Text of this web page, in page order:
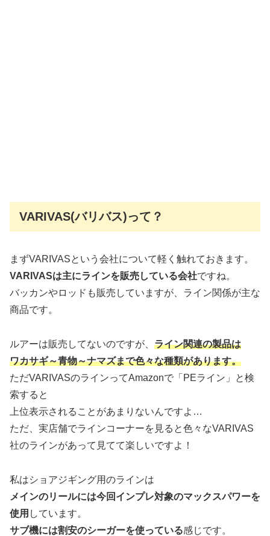
VARIVAS(バリバス)って？
まずVARIVASという会社について軽く触れておきます。
VARIVASは主にラインを販売している会社ですね。
バッカンやロッドも販売していますが、ライン関係が主な
商品です。
ルアーは販売してないのですが、 ライン関連の製品は
ワカサギ～青物～ナマズまで色々な種類があります。
ただVARIVASのラインってAmazonで「PEライン」と検
索すると
上位表示されることがあまりないんですよ…
ただ、実店舗でラインコーナーを見ると色々なVARIVAS
社のラインがあって見てて楽しいですよ！
私はショアジギング用のラインは
メインのリールには今回インプレ対象のマックスパワーを
使用 しています。
サブ機には割安のシーガーを使っている感じです。